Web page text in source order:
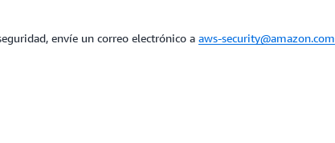
envíe un correo electrónico a aws-security@amazon.com